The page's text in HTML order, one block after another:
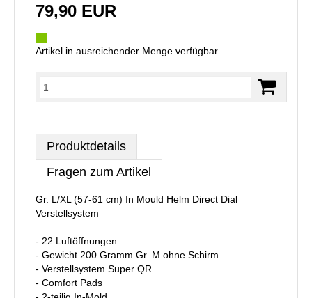
79,90 EUR
Artikel in ausreichender Menge verfügbar
Produktdetails
Fragen zum Artikel
Gr. L/XL (57-61 cm) In Mould Helm Direct Dial
Verstellsystem
- 22 Luftöffnungen
- Gewicht 200 Gramm Gr. M ohne Schirm
- Verstellsystem Super QR
- Comfort Pads